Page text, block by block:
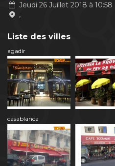
Jeudi 26 Juillet 2018 à 10:58
,
Liste des villes
agadir
casablanca